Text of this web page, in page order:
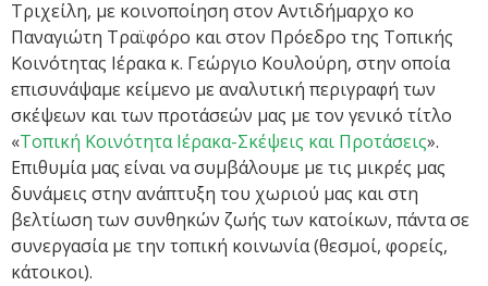
Τριχείλη, με κοινοποίηση στον Αντιδήμαρχο κο
Παναγιώτη Τραϊφόρο και στον Πρόεδρο της Τοπικής
Κοινότητας Ιέρακα κ. Γεώργιο Κουλούρη, στην οποία
επισυνάψαμε κείμενο με αναλυτική περιγραφή των
σκέψεων και των προτάσεών μας με τον γενικό τίτλο
«Τοπική Κοινότητα Ιέρακα-Σκέψεις και Προτάσεις».
Επιθυμία μας είναι να συμβάλουμε με τις μικρές μας
δυνάμεις στην ανάπτυξη του χωριού μας και στη
βελτίωση των συνθηκών ζωής των κατοίκων, πάντα σε
συνεργασία με την τοπική κοινωνία (θεσμοί, φορείς,
κάτοικοι).